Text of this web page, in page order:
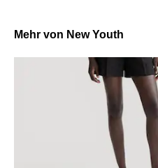
Mehr von New Youth